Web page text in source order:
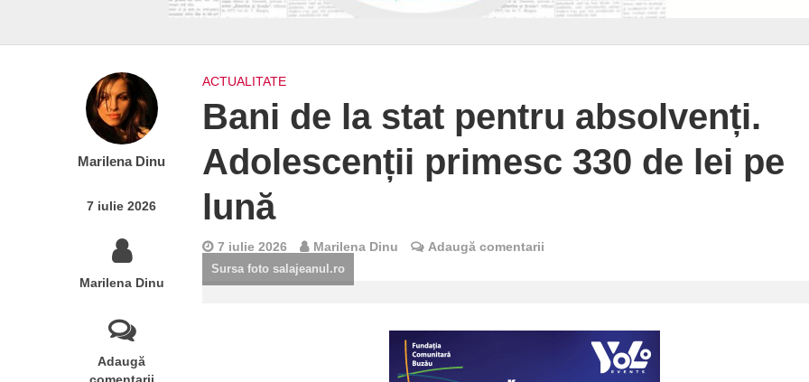
Marilena Dinu
7 iulie 2026
Marilena Dinu
Adaugă
ACTUALITATE
Bani de la stat pentru absolvenți.
Adolescenții primesc 330 de lei pe
lună
7 iulie 2026 Marilena Dinu Adaugă comentarii
Sursa foto salajeanul.ro